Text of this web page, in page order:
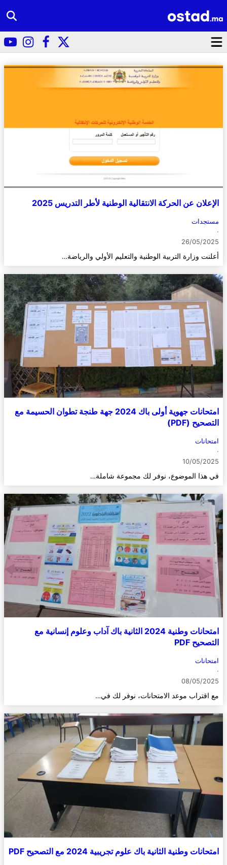
الإعلان عن الحركة الانتقالية الوطنية لأطر التدريس 2025
مستجدات
·
26/05/2025
أعلنت وزارة التربية الوطنية والتعليم الأولي والرياضة…
امتحانات جهوية أولى باك 2024 جهة طنجة تطوان الحسيمة مع
التصحيح (PDF)
امتحانات
·
10/05/2025
في هذا الموضوع، نوفر لك مجموعة شاملة…
امتحانات وطنية 2024 الثانية باك آداب وعلوم إنسانية مع
التصحيح PDF
امتحانات
·
08/05/2025
مع اقتراب موعد الامتحانات، نوفر لك في…
امتحانات وطنية الثانية باك علوم تجريبية 2024 مع التصحيح PDF